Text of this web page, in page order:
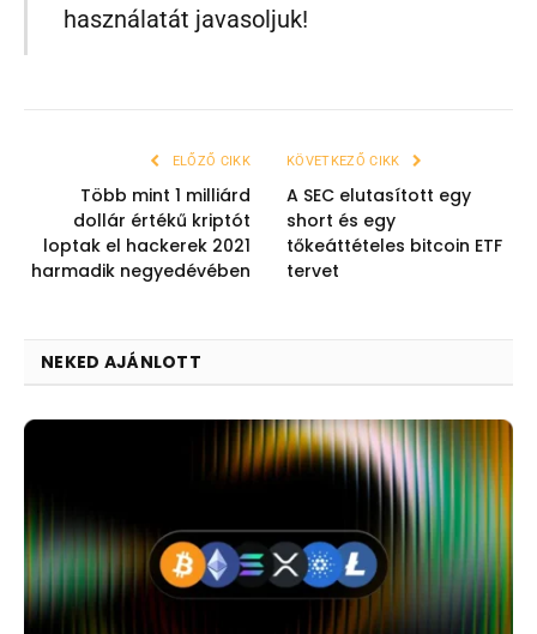
használatát javasoljuk!
ELŐZŐ CIKK
Több mint 1 milliárd
dollár értékű kriptót
loptak el hackerek 2021
harmadik negyedévében
KÖVETKEZŐ CIKK
A SEC elutasított egy
short és egy
tőkeáttételes bitcoin ETF
tervet
NEKED AJÁNLOTT